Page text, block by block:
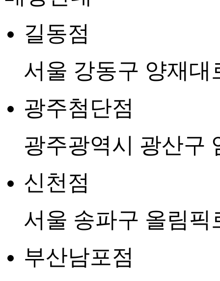
길동점
서울 강동구 양재대
광주첨단점
광주광역시 광산구
신천점
서울 송파구 올림픽
부산남포점